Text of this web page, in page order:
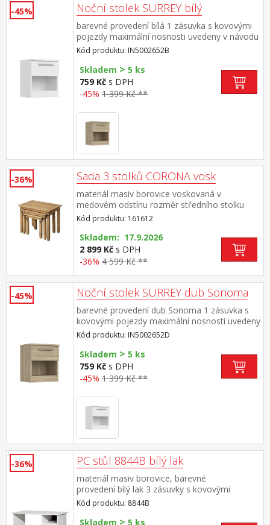
-45% Noční stolek SURREY bílý
barevné provedení bílá 1 zásuvka s kovovými
pojezdy maximální nosnosti uvedeny v návodu
k montáži
Kód produktu: IN5002652B
Skladem > 5 ks
759 Kč s DPH
-45% 1 399 Kč **
-36% Sada 3 stolků CORONA vosk
materiál masiv borovice voskovaná v
medovém odstínu rozměr středního stolku
(š/h/v) 52 × 37 × 47 cm rozměr nejmenšího
stolku (š/h/v) 38 × 32 × 40 cm součást sestavy
Corona
Kód produktu: 161612
Skladem: 17.9.2026
2 899 Kč s DPH
-36% 4 599 Kč **
-45% Noční stolek SURREY dub Sonoma
barevné provedení dub Sonoma 1 zásuvka s
kovovými pojezdy maximální nosnosti uvedeny
v návodu k montáži
Kód produktu: IN5002652D
Skladem > 5 ks
759 Kč s DPH
-45% 1 399 Kč **
-36% PC stůl 8844B bílý lak
materiál masiv borovice, barevné
provedení bílý lak 3 zásuvky s kovovými
pojezdy (montáž možná pouze na pravou
stranu) rozměr zásuvky (š/h/v) 27,9 × 30,7 ×
10,5 cm bez výsuvu pro klávesnici
Kód produktu: 8844B
Skladem > 5 ks